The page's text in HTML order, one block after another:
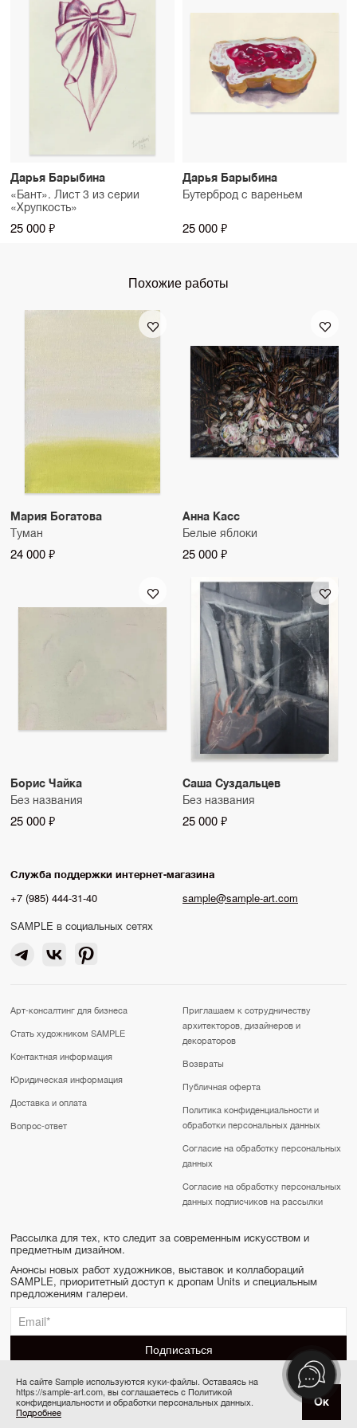
Товар отсутствует
Дарья Барыбина
«Бант». Лист 3 из серии
«Хрупкость»
25 000 ₽
Дарья Барыбина
Бутерброд с вареньем
25 000 ₽
Похожие работы
Мария Богатова
Туман
24 000 ₽
Анна Касс
Белые яблоки
25 000 ₽
Борис Чайка
Без названия
25 000 ₽
Саша Суздальцев
Без названия
25 000 ₽
Служба поддержки интернет-магазина
+7 (985) 444-31-40
sample@sample-art.com
SAMPLE в социальных сетях
Арт-консалтинг для бизнеса
Стать художником SAMPLE
Контактная информация
Юридическая информация
Доставка и оплата
Вопрос-ответ
Приглашаем к сотрудничеству
архитекторов, дизайнеров и
декораторов
Возвраты
Публичная оферта
Политика конфиденциальности и
обработки персональных данных
Согласие на обработку персональных
данных
Согласие на обработку персональных
данных подписчиков на рассылки
Рассылка для тех, кто следит за современным искусством и
предметным дизайном.
Анонсы новых работ художников, выставок и коллабораций
SAMPLE, приоритетный доступ к дропам Units и специальным
предложениям галереи.
SAMPLE | Online gallery & Auction © 2022-2026
Сделано в Апривер
На сайте Sample используются куки-файлы. Оставаясь на
https://sample-art.com, вы соглашаетесь с Политикой
конфиденциальности и обработки персональных данных.
Подробнее
Ок